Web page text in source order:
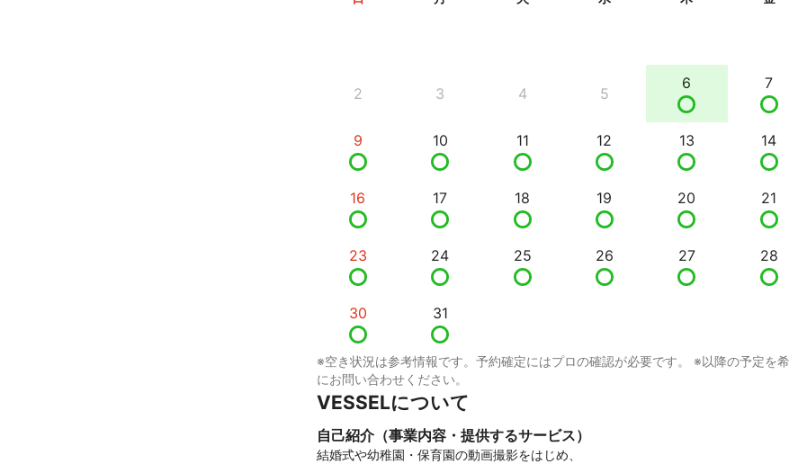
2 3 4 5
6 7
9 10 11 12 13 14
16 17 18 19 20 21
23 24 25 26 27 28
30 31
※空き状況は参考情報です。予約確定にはプロの確認が必要です。 ※以降の予定を
にお問い合わせください。
VESSELについて
自己紹介（事業内容・提供するサービス）
結婚式や幼稚園・保育園の動画撮影をはじめ、